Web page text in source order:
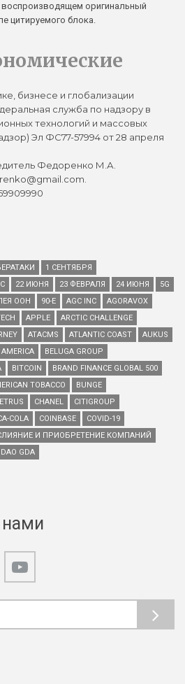
воспроизводящем оригинальный
цитируемого блока.
бизнесе и глобализации
служба по надзору в
технологий и массовых
Эл ФС77-57994 от 28 апреля
Федоренко М.А.
1 СЕНТЯБРЯ
22 ИЮНЯ 23 ФЕВРАЛЯ 24 ИЮНЯ
5G
ООН 90-Е AGC INC
AGORAVOX
APPLE
ARCTIC CHALLENGE
ATACMS ATLANTIC COAST
AUKUS
BELUGA GROUP
BITCOIN
BRAND FINANCE GLOBAL 500
TOBACCO
BUNGE
CHANEL
CITIGROUP
COLA COINBASE
COVID-19
И ПРИОБРЕТЕНИЕ КОМПАНИЙ
DAO GDA
нами